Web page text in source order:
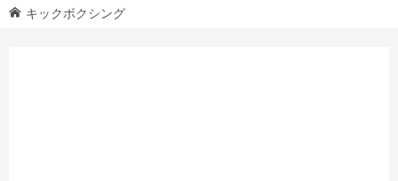
キックボクシング